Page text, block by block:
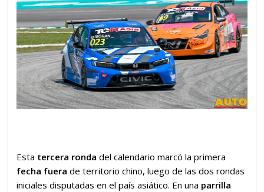
Esta tercera ronda del calendario marcó la primera
fecha fuera de territorio chino, luego de las dos rondas
iniciales disputadas en el país asiático. En una parrilla